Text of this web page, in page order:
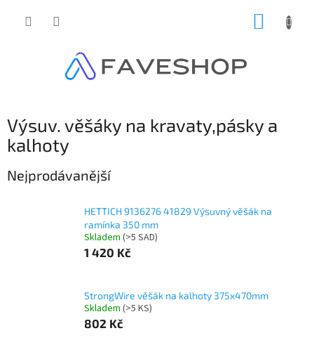
Výsuv. věšáky na kravaty,pásky a
kalhoty
Nejprodávanější
HETTICH 9136276 41829 Výsuvný věšák na
ramínka 350 mm
Skladem (>5 SAD)
1 420 Kč
StrongWire věšák na kalhoty 375x470mm
Skladem (>5 KS)
802 Kč